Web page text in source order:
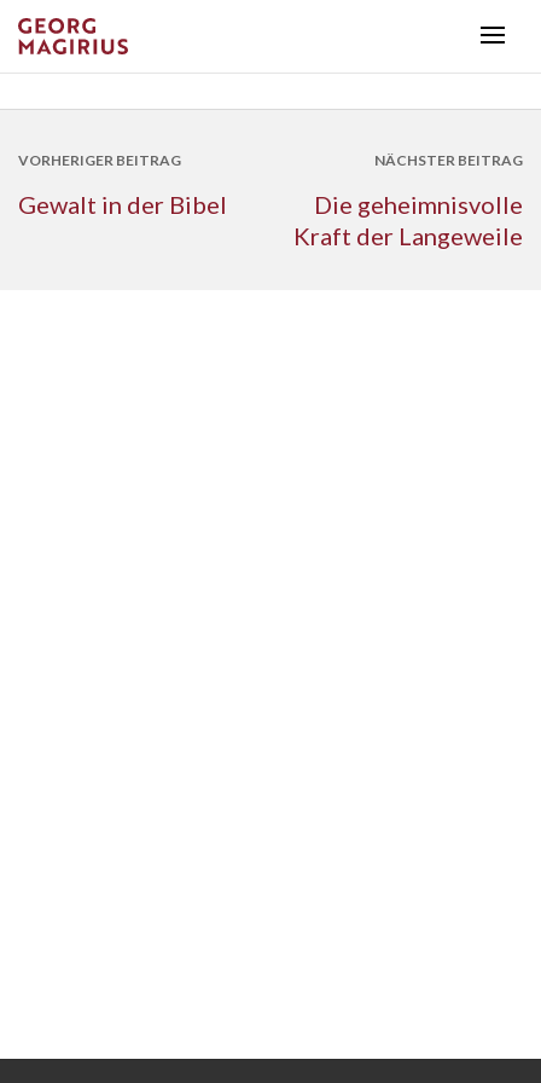
VORHERIGER BEITRAG
Gewalt in der Bibel
NÄCHSTER BEITRAG
Die geheimnisvolle
Kraft der Langeweile